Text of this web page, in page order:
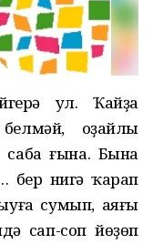
ул. Ҡайҙа
оҙайлы
саба ғына. Бына
бер нигә ҡарап
сумып, аяғы
сап-соп йөҙөп